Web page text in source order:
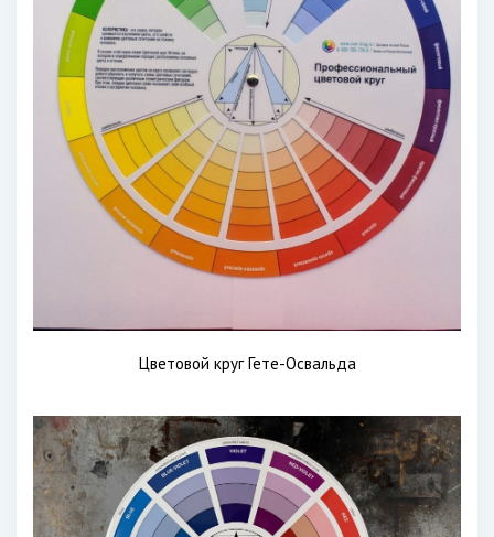
Цветовой круг Гете-Освальда